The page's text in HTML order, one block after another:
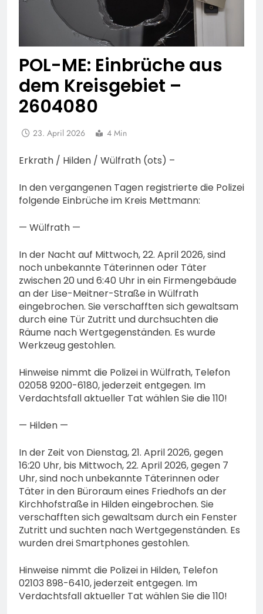
POL-ME: Einbrüche aus
dem Kreisgebiet –
2604080
23. April 2026 4 Min
Erkrath / Hilden / Wülfrath (ots) –
In den vergangenen Tagen registrierte die Polizei
folgende Einbrüche im Kreis Mettmann:
— Wülfrath —
In der Nacht auf Mittwoch, 22. April 2026, sind
noch unbekannte Täterinnen oder Täter
zwischen 20 und 6:40 Uhr in ein Firmengebäude
an der Lise-Meitner-Straße in Wülfrath
eingebrochen. Sie verschafften sich gewaltsam
durch eine Tür Zutritt und durchsuchten die
Räume nach Wertgegenständen. Es wurde
Werkzeug gestohlen.
Hinweise nimmt die Polizei in Wülfrath, Telefon
02058 9200-6180, jederzeit entgegen. Im
Verdachtsfall aktueller Tat wählen Sie die 110!
— Hilden —
In der Zeit von Dienstag, 21. April 2026, gegen
16:20 Uhr, bis Mittwoch, 22. April 2026, gegen 7
Uhr, sind noch unbekannte Täterinnen oder
Täter in den Büroraum eines Friedhofs an der
Kirchhofstraße in Hilden eingebrochen. Sie
verschafften sich gewaltsam durch ein Fenster
Zutritt und suchten nach Wertgegenständen. Es
wurden drei Smartphones gestohlen.
Hinweise nimmt die Polizei in Hilden, Telefon
02103 898-6410, jederzeit entgegen. Im
Verdachtsfall aktueller Tat wählen Sie die 110!